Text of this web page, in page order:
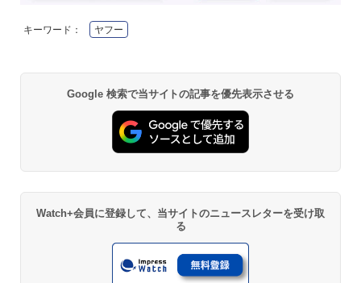
キーワード： ヤフー
Google 検索で当サイトの記事を優先表示させる
Watch+会員に登録して、当サイトのニュースレターを受け取
る